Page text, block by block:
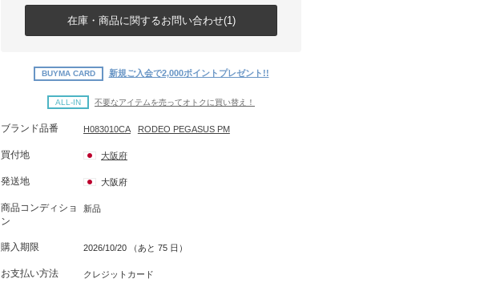
在庫・商品に関するお問い合わせ(1)
BUYMA CARD 新規ご入会で2,000ポイントプレゼント!!
ALL-IN 不要なアイテムを売ってオトクに買い替え！
ブランド品番 H083010CA RODEO PEGASUS PM
買付地 大阪府
発送地 大阪府
商品コンディショ
ン
新品
購入期限 2026/10/20 （あと 75 日）
お支払い方法 クレジットカード